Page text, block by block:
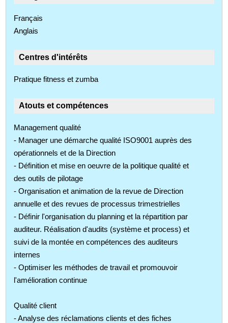
Français
Anglais
Centres d'intérêts
Pratique fitness et zumba
Atouts et compétences
Management qualité
- Manager une démarche qualité ISO9001 auprès des
opérationnels et de la Direction
- Définition et mise en oeuvre de la politique qualité et
des outils de pilotage
- Organisation et animation de la revue de Direction
annuelle et des revues de processus trimestrielles
- Définir l'organisation du planning et la répartition par
auditeur. Réalisation d'audits (système et process) et
suivi de la montée en compétences des auditeurs
internes
- Optimiser les méthodes de travail et promouvoir
l'amélioration continue
Qualité client
- Analyse des réclamations clients et des fiches